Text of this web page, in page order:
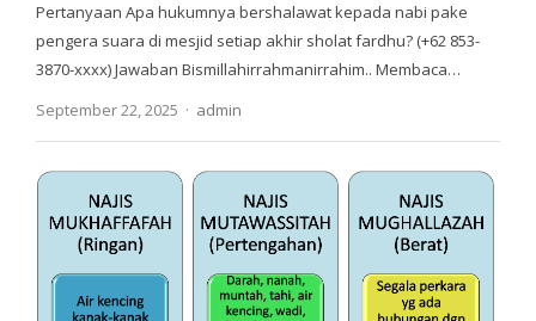
Pertanyaan Apa hukumnya bershalawat kepada nabi pake
pengera suara di mesjid setiap akhir sholat fardhu? (+62 853-
3870-xxxx) Jawaban Bismillahirrahmanirrahim.. Membaca…
September 22, 2025
Author
admin